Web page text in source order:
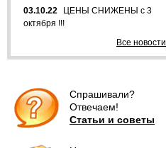
03.10.22
ЦЕНЫ СНИЖЕНЫ с 3
октября !!!
Все новости
Спрашивали?
Отвечаем!
Статьи и советы